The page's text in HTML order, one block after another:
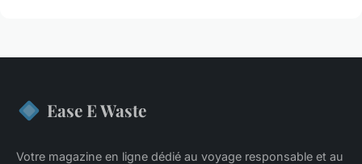
Ease E Waste
Votre magazine en ligne dédié au voyage responsable et au